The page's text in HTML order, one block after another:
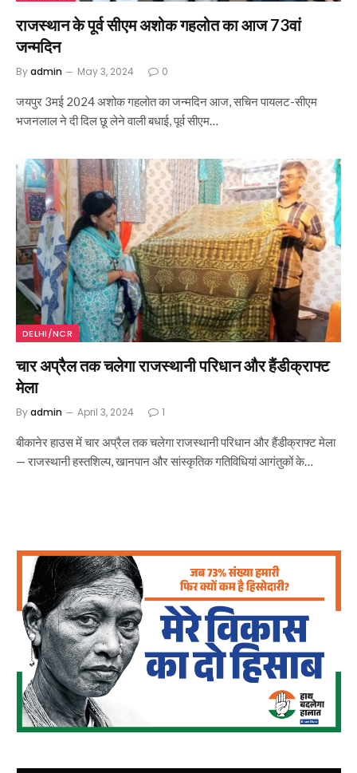
राजस्थान के पूर्व सीएम अशोक गहलोत का आज 73वां
जन्मदिन
Byadmin May 3, 2024 0
जयपुर 3मई 2024 अशोक गहलोत का जन्मदिन आज, सचिन पायलट-सीएम
भजनलाल ने दी दिल छू लेने वाली बधाई, पूर्व सीएम…
DELHI/NCR
चार अप्रैल तक चलेगा राजस्थानी परिधान और हैंडीक्राफ्ट
मेला
Byadmin April 3, 2024 1
बीकानेर हाउस में चार अप्रैल तक चलेगा राजस्थानी परिधान और हैंडीक्राफ्ट मेला
— राजस्थानी हस्तशिल्प, खानपान और सांस्कृतिक गतिविधियां आगंतुकों के…